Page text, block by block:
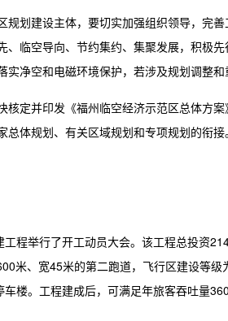
规划建设主体，要切实加强组织领导，完
、临空导向、节约集约、集聚发展，积极
净空和电磁环境保护，若涉及规划调整和
核定并印发《福州临空经济示范区总体方
体规划、有关区域规划和专项规划的衔接。
程举行了开工动员大会。该工程总投资
米、宽45米的第二跑道，飞行区建设等
楼。工程建成后，可满足年旅客吞吐量